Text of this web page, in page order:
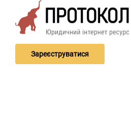
Зареєструватися